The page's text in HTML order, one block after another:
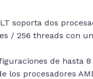
soporta dos
/ 256 threads con
de hasta
procesadores